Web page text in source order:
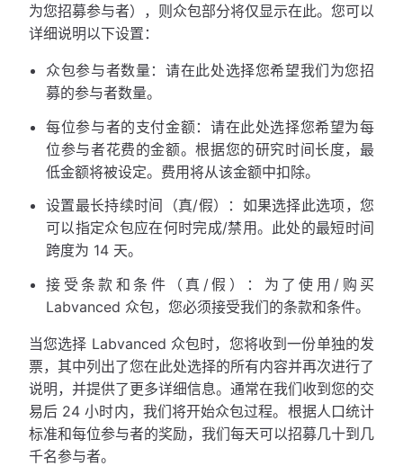
为您招募参与者），则众包部分将仅显示在此。您可以
详细说明以下设置：
众包参与者数量：请在此处选择您希望我们为您招
募的参与者数量。
每位参与者的支付金额：请在此处选择您希望为每
位参与者花费的金额。根据您的研究时间长度，最
低金额将被设定。费用将从该金额中扣除。
设置最长持续时间（真/假）：如果选择此选项，您
可以指定众包应在何时完成/禁用。此处的最短时间
跨度为 14 天。
接受条款和条件（真/假）：为了使用/购买
Labvanced 众包，您必须接受我们的条款和条件。
当您选择 Labvanced 众包时，您将收到一份单独的发
票，其中列出了您在此处选择的所有内容并再次进行了
说明，并提供了更多详细信息。通常在我们收到您的交
易后 24 小时内，我们将开始众包过程。根据人口统计
标准和每位参与者的奖励，我们每天可以招募几十到几
千名参与者。